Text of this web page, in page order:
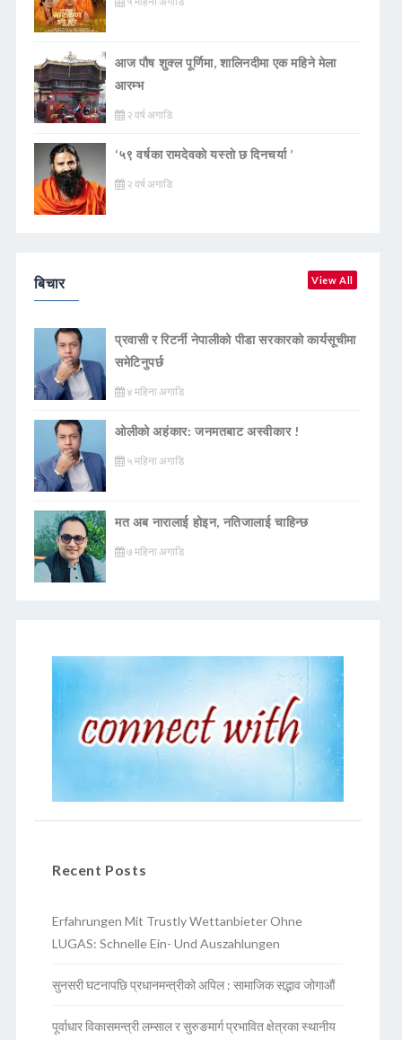
आज पौष शुक्ल पूर्णिमा, शालिनदीमा एक महिने मेला
आरम्भ
२ वर्ष अगाडि
‘५९ वर्षका रामदेवकाे यस्ताे छ दिनचर्या ’
२ वर्ष अगाडि
बिचार View All
प्रवासी र रिटर्नी नेपालीको पीडा सरकारको कार्यसूचीमा
समेटिनुपर्छ
४ महिना अगाडि
ओलीको अहंकार: जनमतबाट अस्वीकार !
५ महिना अगाडि
मत अब नारालाई होइन, नतिजालाई चाहिन्छ
७ महिना अगाडि
Recent Posts
Erfahrungen Mit Trustly Wettanbieter Ohne
LUGAS: Schnelle Ein- Und Auszahlungen
सुनसरी घटनापछि प्रधानमन्त्रीको अपिल : सामाजिक सद्भाव जोगाऔं
पूर्वाधार विकासमन्त्री लम्साल र सुरुङमार्ग प्रभावित क्षेत्रका स्थानीय